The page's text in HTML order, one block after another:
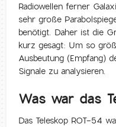
Radiowellen ferner
sehr große
benötigt. Daher ist die
kurz gesagt: Um so
Ausbeutung (Empfang)
Signale zu analysieren.
Was war das
Das Teleskop ROT-54